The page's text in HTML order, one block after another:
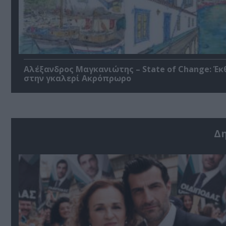
Αλέξανδρος Μαγκανιώτης – State of Change:
στην γκαλερί Ακρόπρωρο